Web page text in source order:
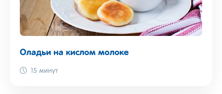
Оладьи на кислом молоке
15 минут